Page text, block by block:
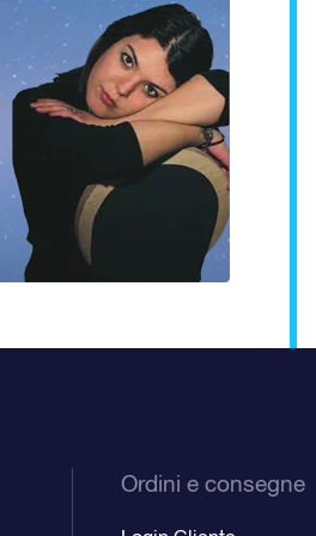
Ordini e consegne